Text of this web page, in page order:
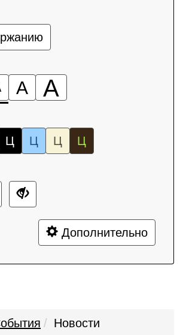
А А
Ц Ц Ц Ц
Дополнительно
Новости